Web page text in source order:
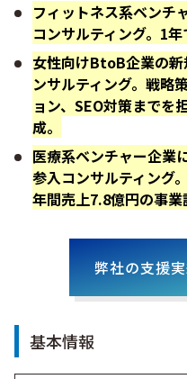
フィットネス系ベンチ
コンサルティング。1
女性向けBtoB企業の
ンサルティング。戦略
ョン、SEO対策までを
成。
医療系ベンチャー企業
参入コンサルティング
年間売上7.8億円の事業
弊社の支援
基本情報